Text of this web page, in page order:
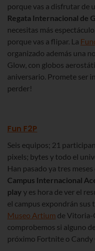
porque vas a disfrutar de
Regata Internacional de
necesitas más
porque vas a flipar. La
organizado además una
Glow, con globos
aniversario. Promete ser
perder!
Fun F2P
Seis equipos; 21
pixels; bytes y todo el
Han pasado ya tres
Campus Internacional
play y es hora de ver el
el campus expondrán sus
Museo Artium de Vitoria-
comprobemos si alguno
próximo Fortnite o Candy